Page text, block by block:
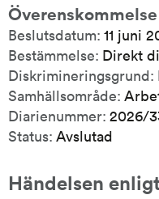
Beslutsdatum: 11 juni
Bestämmelse: Direkt
Diskrimineringsgrund:
Samhällsområde:
Diarienummer: 2026/
Status: Avslutad
Händelsen